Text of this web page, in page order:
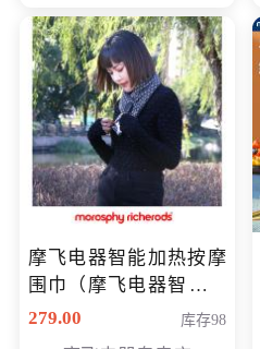
摩飞电器智能加热按摩
围巾（摩飞电器智能加
热按摩围脖） 会员专享
279.00 库存98